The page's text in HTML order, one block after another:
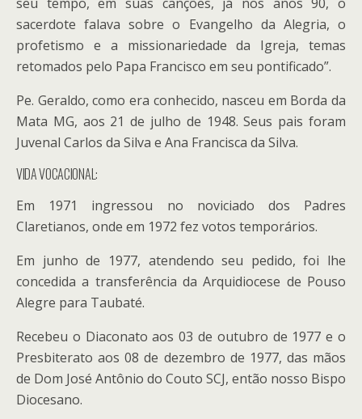
sacerdote falava sobre o Evangelho da Alegria, o
profetismo e a missionariedade da Igreja, temas
retomados pelo Papa Francisco em seu pontificado”.
Pe. Geraldo, como era conhecido, nasceu em Borda da
Mata MG, aos 21 de julho de 1948. Seus pais foram
Juvenal Carlos da Silva e Ana Francisca da Silva.
VIDA VOCACIONAL:
Em 1971 ingressou no noviciado dos Padres
Claretianos, onde em 1972 fez votos temporários.
Em junho de 1977, atendendo seu pedido, foi lhe
concedida a transferência da Arquidiocese de Pouso
Alegre para Taubaté.
Recebeu o Diaconato aos 03 de outubro de 1977 e o
Presbiterato aos 08 de dezembro de 1977, das mãos
de Dom José Antônio do Couto SCJ, então nosso Bispo
Diocesano.